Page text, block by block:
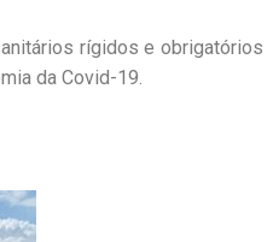
rígidos e obrigatórios
da Covid-19.